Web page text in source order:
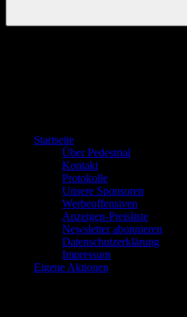
Startseite
Über Pedestrial
Kontakt
Protokolle
Unsere Sponsoren
Werbeoffensiven
Anzeigen-Preisliste
Newsletter abonnieren
Datenschutzerklärung
Impressum
Eigene Aktionen